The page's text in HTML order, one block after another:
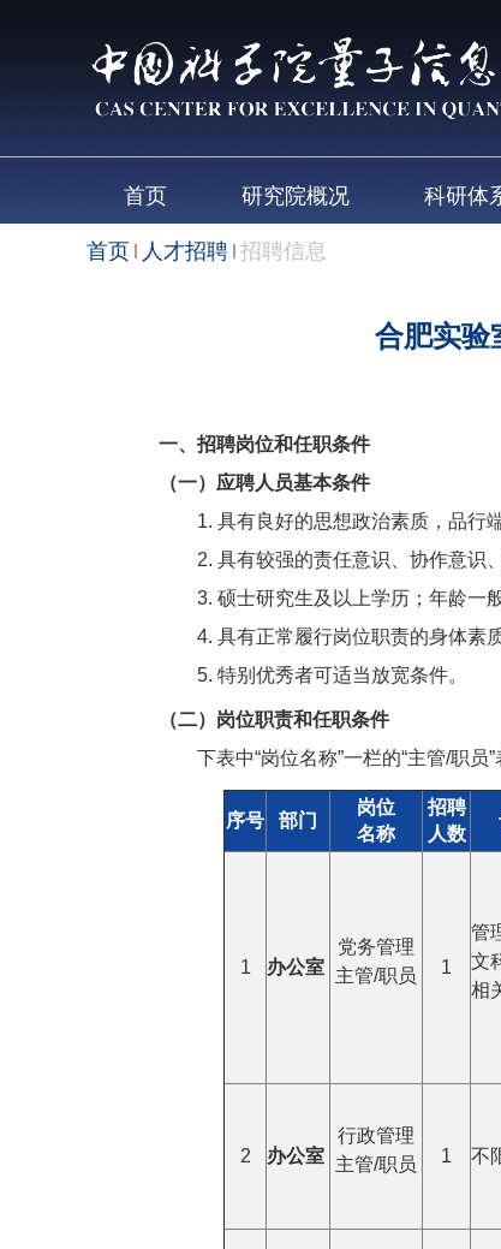
首页 研究院概况 科研体
首页 人才招聘 招聘信息
合肥实验
一、招聘岗位和任职条件
（一）应聘人员基本条件
1. 具有良好的思想政治素质，品行
2. 具有较强的责任意识、协作意识
3. 硕士研究生及以上学历；年龄一
4. 具有正常履行岗位职责的身体素
5. 特别优秀者可适当放宽条件。
（二）岗位职责和任职条件
下表中“岗位名称”一栏的“主管/职
序号 部门
岗位
名称
招聘
人数
1 办公室
党务管理
主管/职员
1
管
文
相
2 办公室
行政管理
主管/职员
1 不